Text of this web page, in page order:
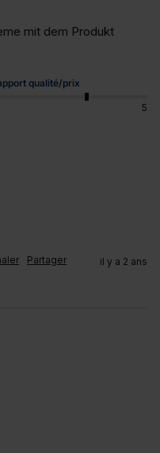
mit dem Produkt
qualité/prix
5
Partager il y a 2 ans